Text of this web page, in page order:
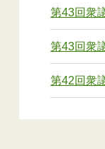
第43回衆
第43回衆
第42回衆